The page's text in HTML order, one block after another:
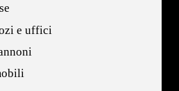
e uffici